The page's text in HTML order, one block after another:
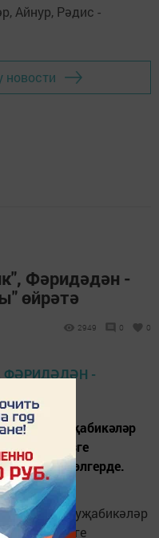
новости
Фәридәдән -
өйрәтә
2949 0 0
ае хуҗабикәләр
көзге
җимешләр өлгерде.
ае хуҗабикәләр
көзге